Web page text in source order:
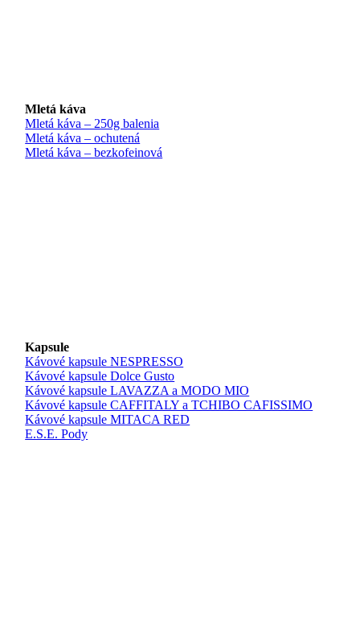
Mletá káva
Mletá káva – 250g balenia
Mletá káva – ochutená
Mletá káva – bezkofeinová
Kapsule
Kávové kapsule NESPRESSO
Kávové kapsule Dolce Gusto
Kávové kapsule LAVAZZA a MODO MIO
Kávové kapsule CAFFITALY a TCHIBO CAFISSIMO
Kávové kapsule MITACA RED
E.S.E. Pody